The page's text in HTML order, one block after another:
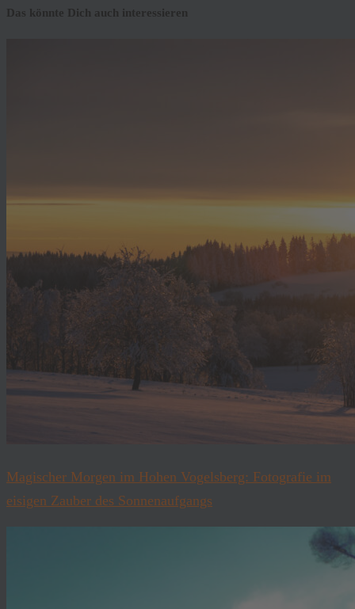
Das könnte Dich auch interessieren
Magischer Morgen im Hohen Vogelsberg: Fotografie im
eisigen Zauber des Sonnenaufgangs